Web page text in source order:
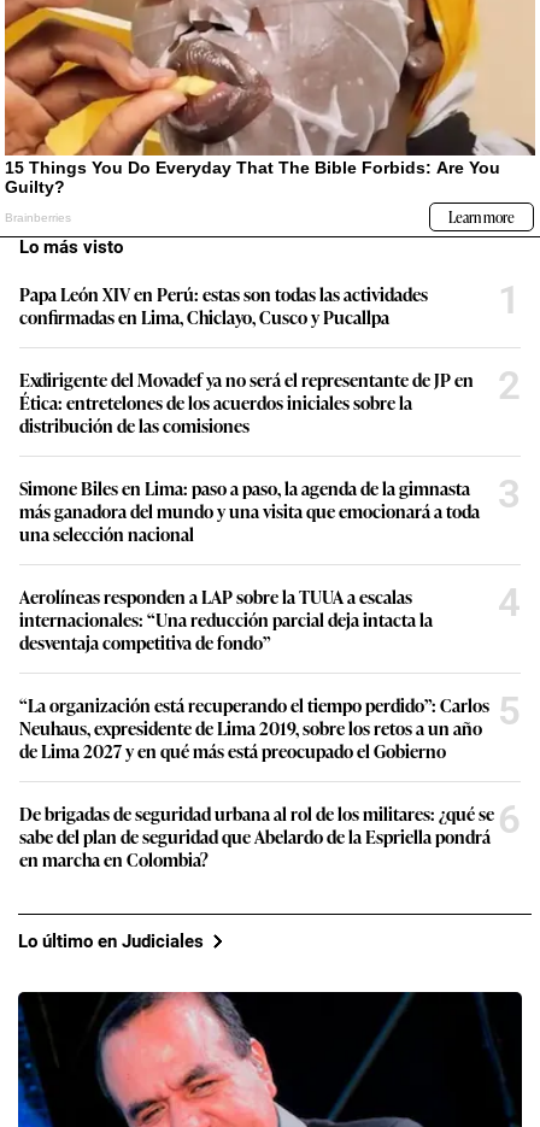
Lo más visto
Papa León XIV en Perú: estas son todas las actividades
confirmadas en Lima, Chiclayo, Cusco y Pucallpa
1
Exdirigente del Movadef ya no será el representante de JP en
Ética: entretelones de los acuerdos iniciales sobre la
distribución de las comisiones
2
Simone Biles en Lima: paso a paso, la agenda de la gimnasta
más ganadora del mundo y una visita que emocionará a toda
una selección nacional
3
Aerolíneas responden a LAP sobre la TUUA a escalas
internacionales: “Una reducción parcial deja intacta la
desventaja competitiva de fondo”
4
“La organización está recuperando el tiempo perdido”: Carlos
Neuhaus, expresidente de Lima 2019, sobre los retos a un año
de Lima 2027 y en qué más está preocupado el Gobierno
5
De brigadas de seguridad urbana al rol de los militares: ¿qué se
sabe del plan de seguridad que Abelardo de la Espriella pondrá
en marcha en Colombia?
6
Lo último en Judiciales